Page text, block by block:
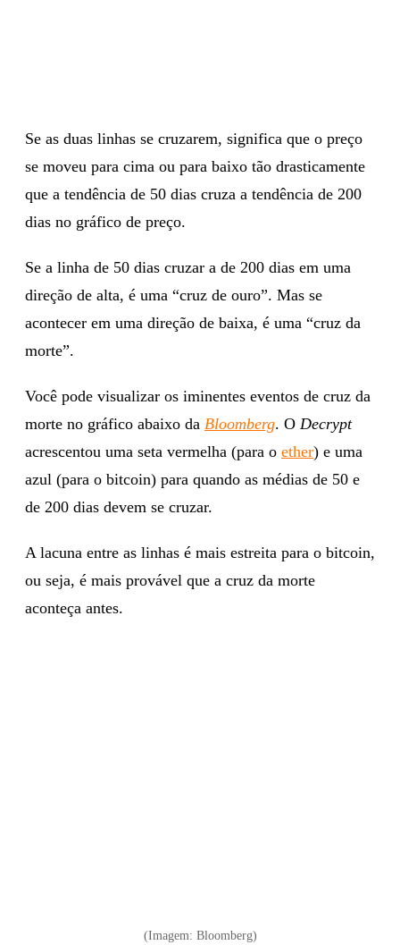
Se as duas linhas se cruzarem, significa que o preço
se moveu para cima ou para baixo tão drasticamente
que a tendência de 50 dias cruza a tendência de 200
dias no gráfico de preço.
Se a linha de 50 dias cruzar a de 200 dias em uma
direção de alta, é uma “cruz de ouro”. Mas se
acontecer em uma direção de baixa, é uma “cruz da
morte”.
Você pode visualizar os iminentes eventos de cruz da
morte no gráfico abaixo da Bloomberg. O Decrypt
acrescentou uma seta vermelha (para o ether) e uma
azul (para o bitcoin) para quando as médias de 50 e
de 200 dias devem se cruzar.
A lacuna entre as linhas é mais estreita para o bitcoin,
ou seja, é mais provável que a cruz da morte
aconteça antes.
(Imagem: Bloomberg)